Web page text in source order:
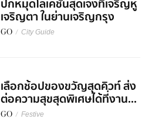
ปักหมุดโลเคชันสุดเจ๋งที่เจริญหู
เจริญตา ในย่านเจริญกรุง
GO / City Guide
เลือกช้อปของขวัญสุดคิวท์ ส่ง
ต่อความสุขสุดพิเศษได้ที่งาน...
GO / Festive